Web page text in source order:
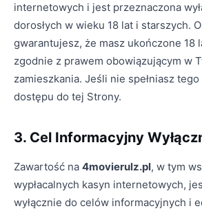
internetowych i jest przeznaczona
dorosłych w wieku 18 lat i starszych.
gwarantujesz, że masz ukończone 18
zgodnie z prawem obowiązującym w
zamieszkania. Jeśli nie spełniasz
dostępu do tej Strony.
3. Cel Informacyjny
Zawartość na 4movierulz.pl, w tym
wypłacalnych kasyn internetowych,
wyłącznie do celów informacyjnych i